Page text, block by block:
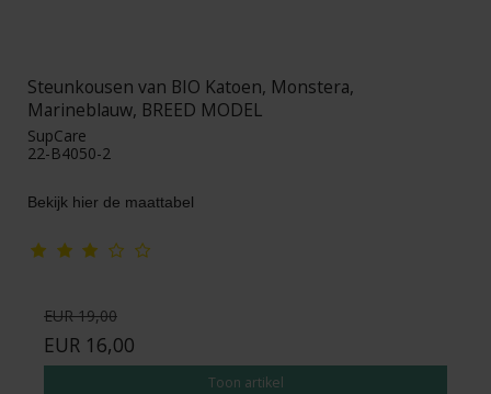
Steunkousen van BIO Katoen, Monstera,
Marineblauw, BREED MODEL
SupCare
22-B4050-2
Bekijk hier de maattabel
EUR 19,00
EUR 16,00
Toon artikel